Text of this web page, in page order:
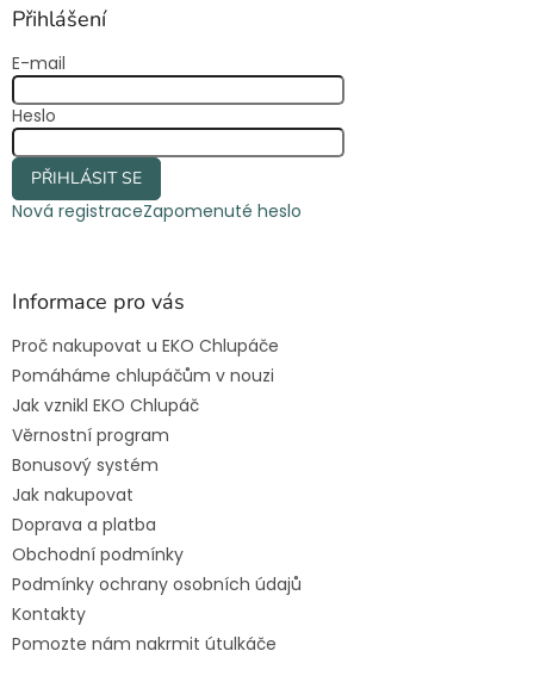
Přihlášení
E-mail
Heslo
PŘIHLÁSIT SE
Nová registraceZapomenuté heslo
Informace pro vás
Proč nakupovat u EKO Chlupáče
Pomáháme chlupáčům v nouzi
Jak vznikl EKO Chlupáč
Věrnostní program
Bonusový systém
Jak nakupovat
Doprava a platba
Obchodní podmínky
Podmínky ochrany osobních údajů
Kontakty
Pomozte nám nakrmit útulkáče